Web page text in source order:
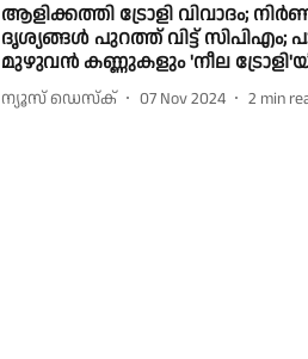
ആളിക്കത്തി ട്രോളി വിവാദം;
ദൃശ്യങ്ങൾ പുറത്ത് വിട്ട് സിപിഎം;
മുഴുവൻ കണ്ണുകളും 'നീല
ന്യൂസ് ഡെസ്ക് 07 Nov 2024 2 min